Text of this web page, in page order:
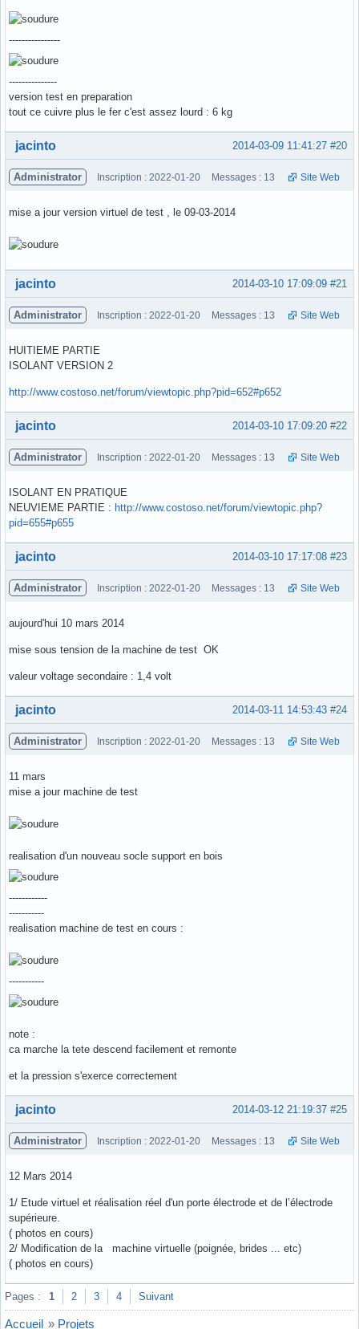
----------------
---------------
version test en preparation
tout ce cuivre plus le fer c'est assez lourd : 6 kg
Hors ligne #20
2014-03-09 11:41:27
jacinto
Administrator Inscription : 2022-01-20 Messages : 13 Site Web
mise a jour version virtuel de test , le 09-03-2014
Hors ligne #21
2014-03-10 17:09:09
jacinto
Administrator Inscription : 2022-01-20 Messages : 13 Site Web
HUITIEME PARTIE
ISOLANT VERSION 2
http://www.costoso.net/forum/viewtopic.php?pid=652#p652
Hors ligne #22
2014-03-10 17:09:20
jacinto
Administrator Inscription : 2022-01-20 Messages : 13 Site Web
ISOLANT EN PRATIQUE
NEUVIEME PARTIE : http://www.costoso.net/forum/viewtopic.php?
pid=655#p655
Hors ligne #23
2014-03-10 17:17:08
jacinto
Administrator Inscription : 2022-01-20 Messages : 13 Site Web
aujourd'hui 10 mars 2014
mise sous tension de la machine de test OK
valeur voltage secondaire : 1,4 volt
Hors ligne #24
2014-03-11 14:53:43
jacinto
Administrator Inscription : 2022-01-20 Messages : 13 Site Web
11 mars
mise a jour machine de test
realisation d'un nouveau socle support en bois
------------
-----------
realisation machine de test en cours :
-----------
note :
ca marche la tete descend facilement et remonte
et la pression s'exerce correctement
Hors ligne #25
2014-03-12 21:19:37
jacinto
Administrator Inscription : 2022-01-20 Messages : 13 Site Web
12 Mars 2014
1/ Etude virtuel et réalisation réel d'un porte électrode et de l’électrode
supérieure.
( photos en cours)
2/ Modification de la machine virtuelle (poignée, brides ... etc)
( photos en cours)
Hors ligne
Pages : 1 2 3 4 Suivant
Accueil » Projets